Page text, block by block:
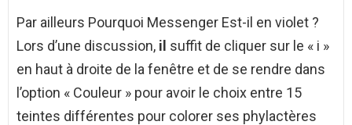
Par ailleurs Pourquoi Messenger Est-il en violet ?
Lors d’une discussion, il suffit de cliquer sur le « i »
en haut à droite de la fenêtre et de se rendre dans
l’option « Couleur » pour avoir le choix entre 15
teintes différentes pour colorer ses phylactères